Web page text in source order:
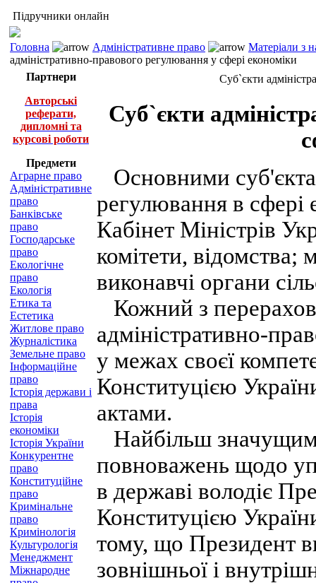
Підручники онлайн
Головна Адміністративне право
Матеріали з
адміністративно-правового регулювання у сфері економіки
Партнери
Авторські
реферати,
дипломні та
курсові роботи
Предмети
Аграрне право
Адміністративне
право
Банківське
право
Господарське
право
Екологічне
право
Екологія
Етика та
Естетика
Житлове право
Журналістика
Земельне право
Інформаційне
право
Історія держави і
права
Історія
економіки
Історія України
Конкурентне
право
Конституційне
право
Кримінальне
право
Кримінологія
Культурологія
Менеджмент
Міжнародне
Суб`єкти
Суб`єкти
Основними
регулювання в сфері
Кабінет Міністрів
комітети, відомства;
виконавчі органи
Кожний з
адміністративно-
у межах своєї
Конституцією
актами.
Найбільш
повноважень щодо
в державі володіє
Конституцією
тому, що Президент
зовнішньої і